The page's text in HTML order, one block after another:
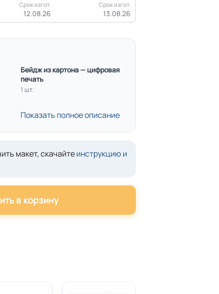
Срок изгот.
12.08.26
Срок изгот.
13.08.26
Бейдж из картона — цифровая
печать
1 шт.
Показать полное описание
макет, скачайтеинструкцию и
в корзину